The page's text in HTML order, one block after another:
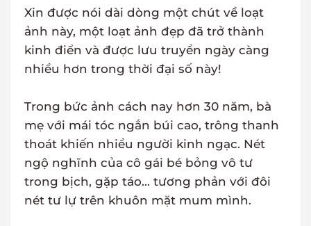
Xin được nói dài dòng một chút về loạt
ảnh này, một loạt ảnh đẹp đã trở thành
kinh điển và được lưu truyền ngày càng
nhiều hơn trong thời đại số này!
Trong bức ảnh cách nay hơn 30 năm, bà
mẹ với mái tóc ngắn búi cao, trông thanh
thoát khiến nhiều người kinh ngạc. Nét
ngộ nghĩnh của cô gái bé bỏng vô tư
trong bịch, gặp táo... tương phản với đôi
nét tư lự trên khuôn mặt mum mình.